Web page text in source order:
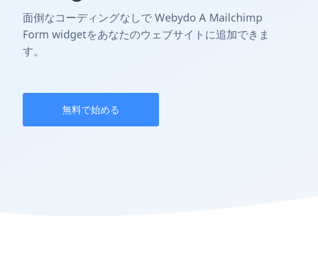
面倒なコーディングなしで Webydo A Mailchimp
Form widgetをあなたのウェブサイトに追加できま
す。
無料で始める